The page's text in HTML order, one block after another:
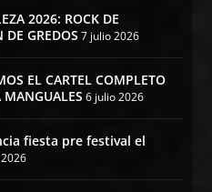
2026: ROCK DE
DE GREDOS 7 julio 2026
EL CARTEL COMPLETO
MANGUALES 6 julio 2026
fiesta pre festival el